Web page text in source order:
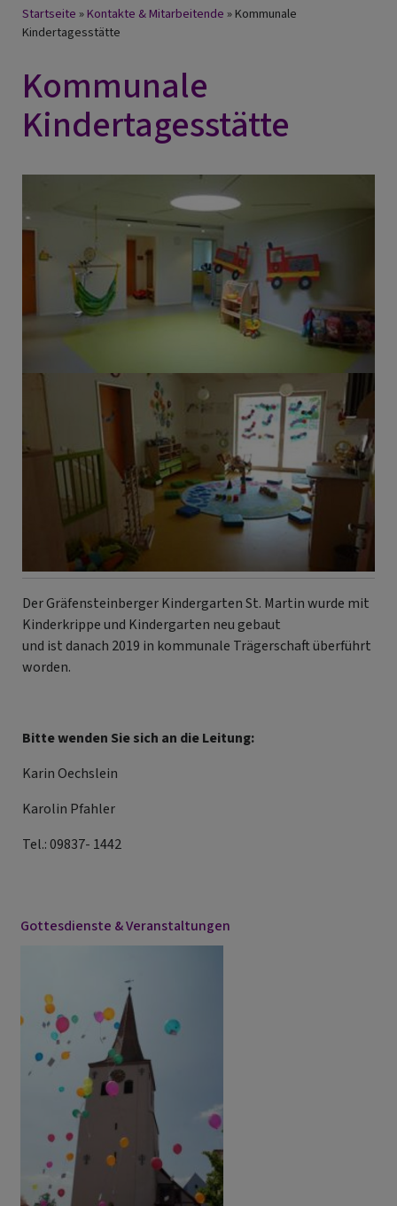
Breadcrumb
Startseite Kontakte & Mitarbeitende
Kommunale
Kindertagesstätte
Kommunale
Kindertagesstätte
Der Gräfensteinberger Kindergarten St. Martin wurde mit
Kinderkrippe und Kindergarten neu gebaut
und ist danach 2019 in kommunale Trägerschaft überführt
worden.
Bitte wenden Sie sich an die Leitung:
Karin Oechslein
Karolin Pfahler
Tel.: 09837- 1442
Gottesdienste & Veranstaltungen